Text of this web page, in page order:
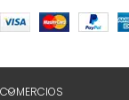
COMERCIOS